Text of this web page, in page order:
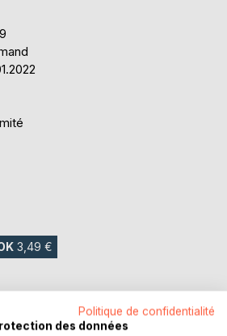
3,49 €
dès maintenant
Politique de confidentialité
des données